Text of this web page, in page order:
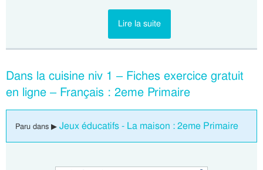
Lire la suite
Dans la cuisine niv 1 – Fiches exercice gratuit
en ligne – Français : 2eme Primaire
Paru dans ▶ Jeux éducatifs - La maison : 2eme Primaire